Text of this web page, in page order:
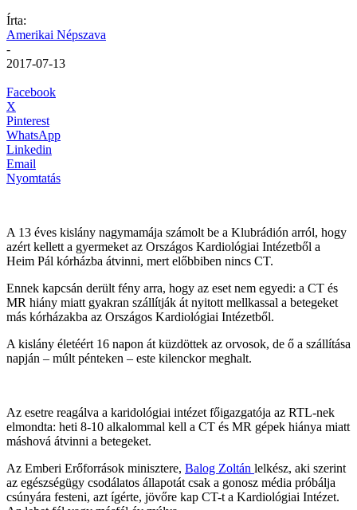
Írta:
Amerikai Népszava
-
2017-07-13
Facebook
X
Pinterest
WhatsApp
Linkedin
Email
Nyomtatás
A 13 éves kislány nagymamája számolt be a Klubrádión arról, hogy
azért kellett a gyermeket az Országos Kardiológiai Intézetből a
Heim Pál kórházba átvinni, mert előbbiben nincs CT.
Ennek kapcsán derült fény arra, hogy az eset nem egyedi: a CT és
MR hiány miatt gyakran szállítják át nyitott mellkassal a betegeket
más kórházakba az Országos Kardiológiai Intézetből.
A kislány életéért 16 napon át küzdöttek az orvosok, de ő a szállítása
napján – múlt pénteken – este kilenckor meghalt.
Az esetre reagálva a karidológiai intézet főigazgatója az RTL-nek
elmondta: heti 8-10 alkalommal kell a CT és MR gépek hiánya miatt
máshová átvinni a betegeket.
Az Emberi Erőforrások minisztere, Balog Zoltán lelkész, aki szerint
az egészségügy csodálatos állapotát csak a gonosz média próbálja
csúnyára festeni, azt ígérte, jövőre kap CT-t a Kardiológiai Intézet.